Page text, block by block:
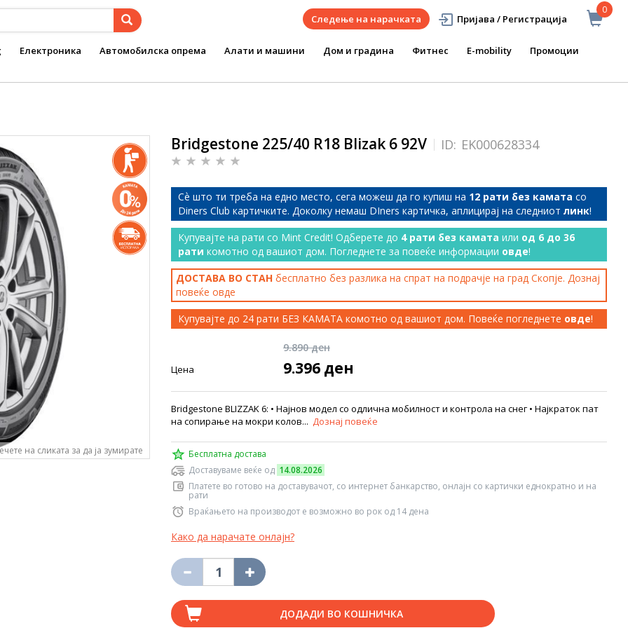
0
Следење на нарачката Пријава / Регистрација
Електроника Автомобилска опрема Алати и машини Дом и градина Фитнес E-mobility Промоции
на сликата за да ја зумирате
Bridgestone 225/40 R18 Blizak 6 92V ID: EK000628334
Сѐ што ти треба на едно место, сега можеш да го купиш на 12 рати без камата со
Diners Club картичките. Доколку немаш DIners картичка, аплицирај на следниот линк!
Купувајте на рати со Mint Credit! Одберете до 4 рати без камата или од 6 до 36
рати комотно од вашиот дом. Погледнете за повеќе информации овде!
ДОСТАВА ВО СТАН бесплатно без разлика на спрат на подрачје на град Скопје. Дознај
повеќе овде
Купувајте до 24 рати БЕЗ КАМАТА комотно од вашиот дом. Повеќе погледнете овде!
9.890 ден
Цена 9.396 ден
Bridgestone BLIZZAK 6: • Најнов модел со одлична мобилност и контрола на снег • Најкраток пат
на сопирање на мокри колов... Дознај повеќе
Бесплатна достава
Доставуваме веќе од 14.08.2026
Платете во готово на доставувачот, со интернет банкарство, онлајн со картички еднократно и на
рати
Враќањето на производот е возможно во рок од 14 дена
Како да нарачате онлајн?
ДОДАДИ ВО КОШНИЧКА